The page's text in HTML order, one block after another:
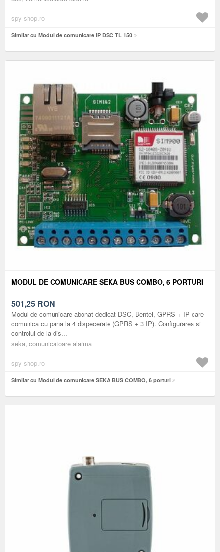
spy-shop.ro
Similar cu Modul de comunicare IP DSC TL 150
MODUL DE COMUNICARE SEKA BUS COMBO, 6 PORTURI
501,25 RON
Modul de comunicare abonat dedicat DSC, Bentel, GPRS + IP care
comunica cu pana la 4 dispecerate (GPRS + 3 IP). Configurarea si
controlul de la dis...
seka, comunicatoare alarma
spy-shop.ro
Similar cu Modul de comunicare SEKA BUS COMBO, 6 porturi